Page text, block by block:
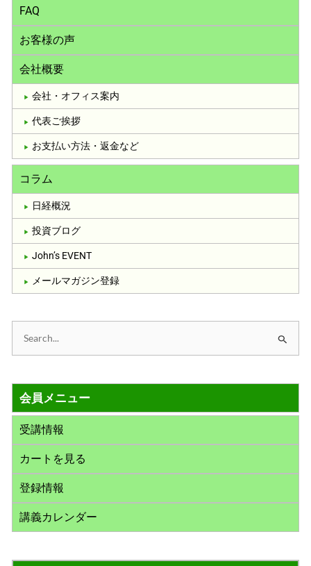
FAQ
お客様の声
会社概要
会社・オフィス案内
代表ご挨拶
お支払い方法・返金など
コラム
日経概況
投資ブログ
John’s EVENT
メールマガジン登録
象
:
会員メニュー
受講情報
カートを見る
登録情報
講義カレンダー